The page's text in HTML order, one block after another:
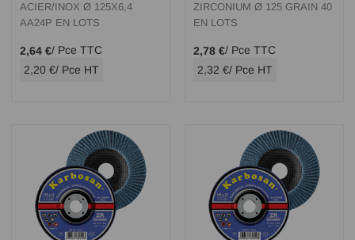
ACIER/INOX Ø 125X6,4
AA24P EN LOTS
2,64 €/ Pce TTC
2,20 €/ Pce HT
ZIRCONIUM Ø 125 GRAIN 40
EN LOTS
2,78 €/ Pce TTC
2,32 €/ Pce HT